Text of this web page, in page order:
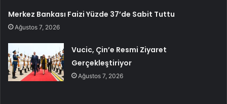
Merkez Bankası Faizi Yüzde 37’de Sabit Tuttu
Ağustos 7, 2026
Vucic, Çin’e Resmi Ziyaret
Gerçekleştiriyor
Ağustos 7, 2026